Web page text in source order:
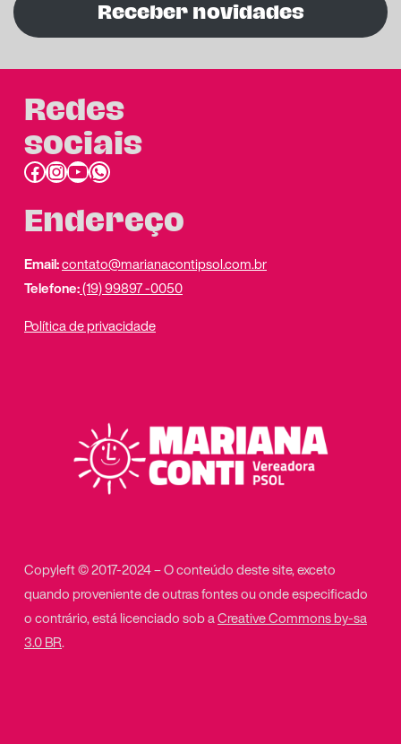
Receber novidades
Redes
sociais
Facebook InstagramYoutube link do whatsapp
Endereço
Email:contato@marianacontipsol.com.br
Telefone:(19) 99897 -0050
Política de privacidade
Copyleft © 2017-2024 – O conteúdo deste site, exceto
quando proveniente de outras fontes ou onde especificado
o contrário, está licenciado sob aCreative Commons by-sa
3.0 BR.